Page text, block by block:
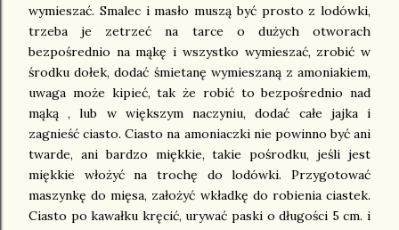
wymieszać. Smalec i masło muszą być prosto z lodówki,
trzeba je zetrzeć na tarce o dużych otworach
bezpośrednio na mąkę i wszystko wymieszać, zrobić w
środku dołek, dodać śmietanę wymieszaną z amoniakiem,
uwaga może kipieć, tak że robić to bezpośrednio nad
mąką , lub w większym naczyniu, dodać całe jajka i
zagnieść ciasto. Ciasto na amoniaczki nie powinno być ani
twarde, ani bardzo miękkie, takie pośrodku, jeśli jest
miękkie włożyć na trochę do lodówki. Przygotować
maszynkę do mięsa, założyć wkładkę do robienia ciastek.
Ciasto po kawałku kręcić, urywać paski o długości 5 cm. i